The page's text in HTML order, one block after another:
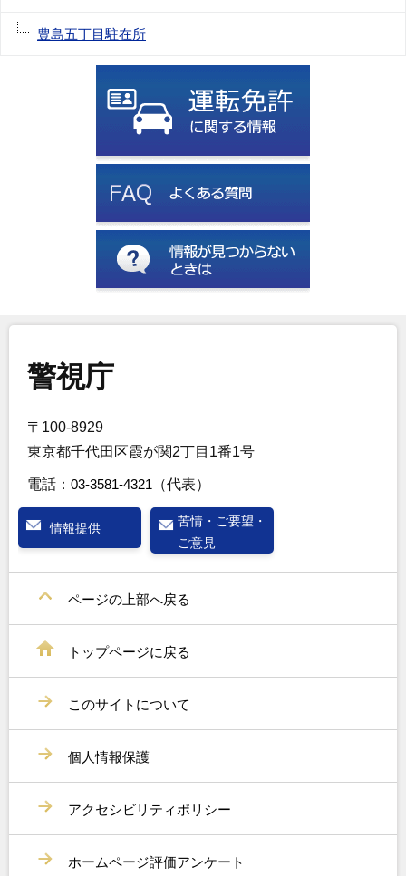
豊島五丁目駐在所
警視庁
〒100-8929
東京都千代田区霞が関2丁目1番1号
電話： 03-3581-4321 （代表）
情報提供
苦情・ご要望・
ご意見
ページの上部へ戻る
トップページに戻る
このサイトについて
個人情報保護
アクセシビリティポリシー
ホームページ評価アンケート